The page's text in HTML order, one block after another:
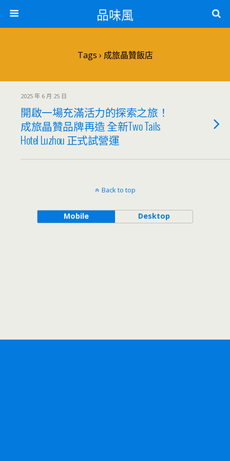
品味風
Tags › 成旅晶贊飯店
2025 年 6 月 25 日
開啟一場充滿活力的探索之旅！
成旅晶贊品牌再造 全新Two Tails
Hotel Luzhou 正式試營運
Back to top
Mobile Desktop